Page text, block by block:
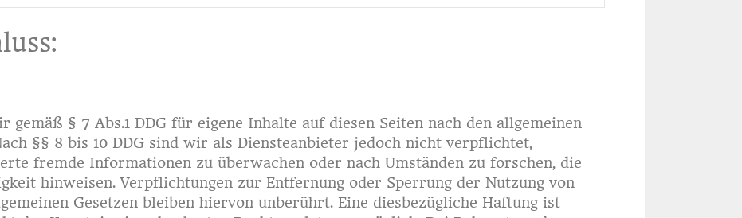
gemäß § 7 Abs.1 DDG für eigene Inhalte auf diesen Seiten nach den allgemeinen
§§ 8 bis 10 DDG sind wir als Diensteanbieter jedoch nicht verpflichtet,
fremde Informationen zu überwachen oder nach Umständen zu forschen, die
hinweisen. Verpflichtungen zur Entfernung oder Sperrung der Nutzung von
Gesetzen bleiben hiervon unberührt. Eine diesbezügliche Haftung ist